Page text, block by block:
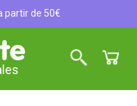
partir de 50€